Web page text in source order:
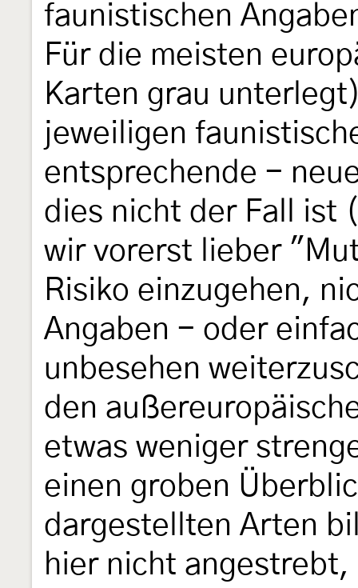
faunistischen
Für die meisten
Karten grau
jeweiligen
entsprechende -
dies nicht der Fall ist
wir vorerst lieber
Risiko einzugehen,
Angaben - oder
unbesehen
den
etwas weniger
einen groben
dargestellten Arten
hier nicht